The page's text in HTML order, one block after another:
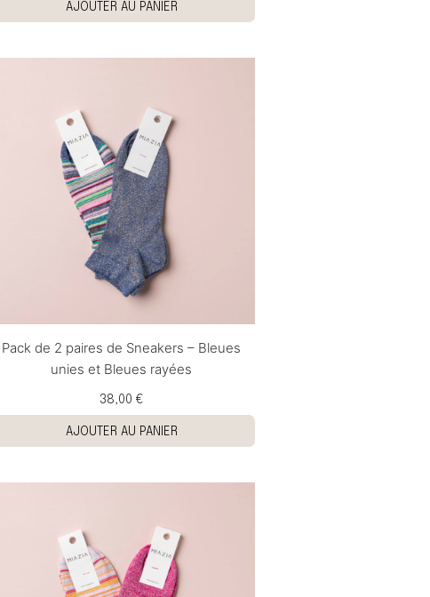
AJOUTER AU PANIER
Pack de 2 paires de Sneakers – Bleues
unies et Bleues rayées
38,00 €
AJOUTER AU PANIER